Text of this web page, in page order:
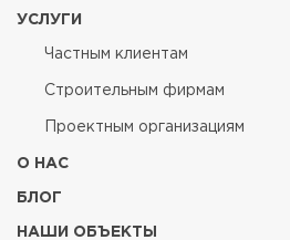
УСЛУГИ
Частным клиентам
Строительным фирмам
Проектным организациям
О НАС
БЛОГ
НАШИ ОБЪЕКТЫ